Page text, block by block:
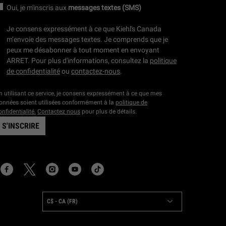
Oui, je m'inscris aux messages textes (SMS)
Je consens expressément à ce que Kiehl's Canada
m’envoie des messages textes. Je comprends que je
peux me désabonner à tout moment en envoyant
ARRET. Pour plus d'informations, consultez la politique
de confidentialitéou contactez-nous.
utilisant ce service, je consens expressément à ce que mes
soient utilisées conformément à la politique de
Contactez nous pour plus de détails.
S'INSCRIRE
C$ - CA (FR)